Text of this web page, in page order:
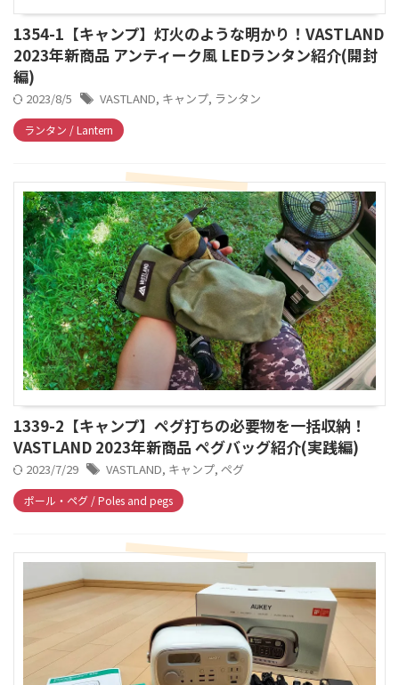
1354-1【キャンプ】灯火のような明かり！VASTLAND
2023年新商品 アンティーク風 LEDランタン紹介(開封
編)
2023/8/5 VASTLAND, キャンプ, ランタン
ランタン / Lantern
1339-2【キャンプ】ペグ打ちの必要物を一括収納！
VASTLAND 2023年新商品 ペグバッグ紹介(実践編)
2023/7/29 VASTLAND, キャンプ, ペグ
ポール・ペグ / Poles and pegs